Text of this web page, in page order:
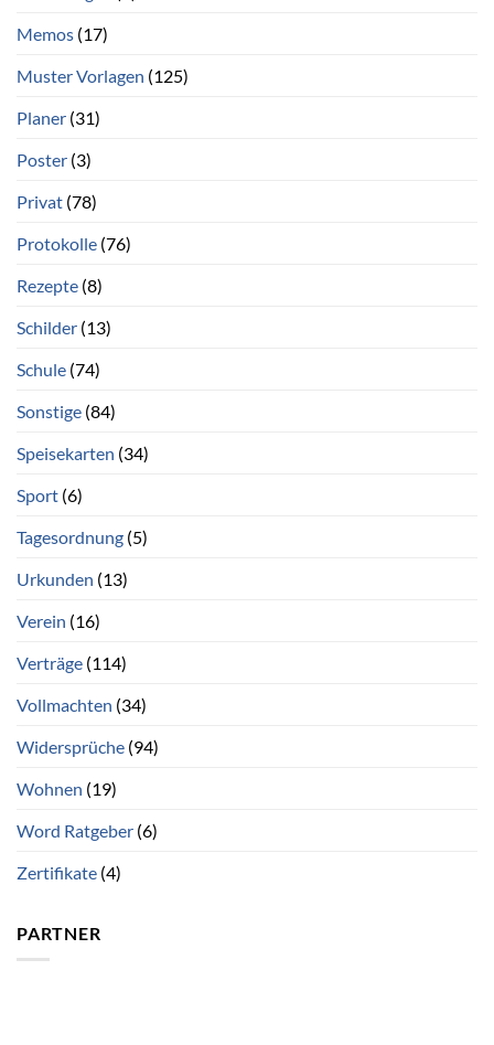
Memos (17)
Muster Vorlagen (125)
Planer (31)
Poster (3)
Privat (78)
Protokolle (76)
Rezepte (8)
Schilder (13)
Schule (74)
Sonstige (84)
Speisekarten (34)
Sport (6)
Tagesordnung (5)
Urkunden (13)
Verein (16)
Verträge (114)
Vollmachten (34)
Widersprüche (94)
Wohnen (19)
Word Ratgeber (6)
Zertifikate (4)
PARTNER